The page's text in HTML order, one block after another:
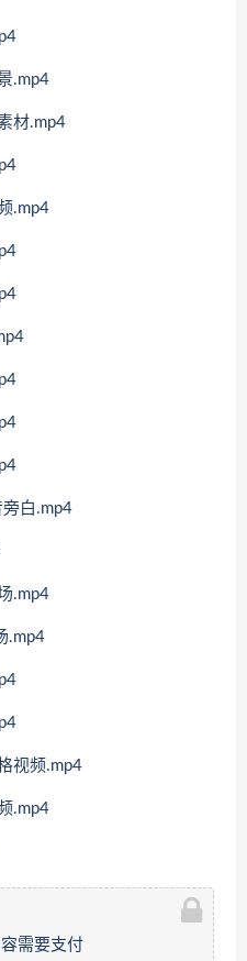
.mp4
材.mp4
.mp4
白.mp4
.mp4
.mp4
视频.mp4
.mp4
需要支付